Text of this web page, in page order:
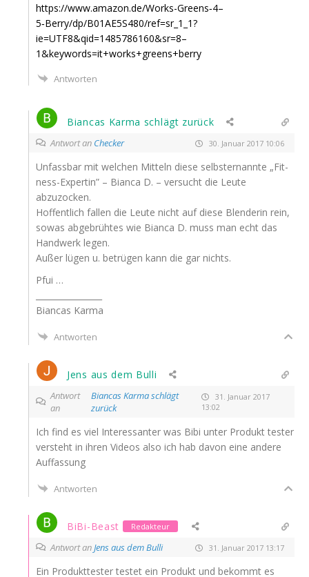
https://www.amazon.de/Works-Greens‑4–
5‑Berry/dp/B01AE5S480/ref=sr_1_1?
ie=UTF8&qid=1485786160&sr=8–
1&keywords=it+works+greens+berry
Antworten
Biancas Karma schlägt zurück
Antwort an Checker 30. Januar 2017 10:06
Unfass­bar mit wel­chen Mit­teln die­se selbst­er­nann­te „Fit­
ness-Exper­tin” – Bian­ca D. – ver­sucht die Leu­te
abzuzocken.
Hof­fent­lich fal­len die Leu­te nicht auf die­se Blen­de­rin rein,
sowas abge­brüh­tes wie Bian­ca D. muss man echt das
Hand­werk legen.
Außer lügen u. betrü­gen kann die gar nichts.
Pfui …
Bian­cas Karma
Antworten
Jens aus dem Bulli
Antwort
an
Biancas Karma schlägt
zurück
31. Januar 2017
13:02
Ich find es viel Inter­es­san­ter was Bibi unter Pro­dukt tes­ter
ver­steht in ihren Vide­os also ich hab davon eine ande­re
Auffassung
Antworten
BiBi-Beast Redakteur
Antwort anJens aus dem Bulli 31. Januar 2017 13:17
Ein Pro­dukt­tes­ter tes­tet ein Pro­dukt und bekommt es